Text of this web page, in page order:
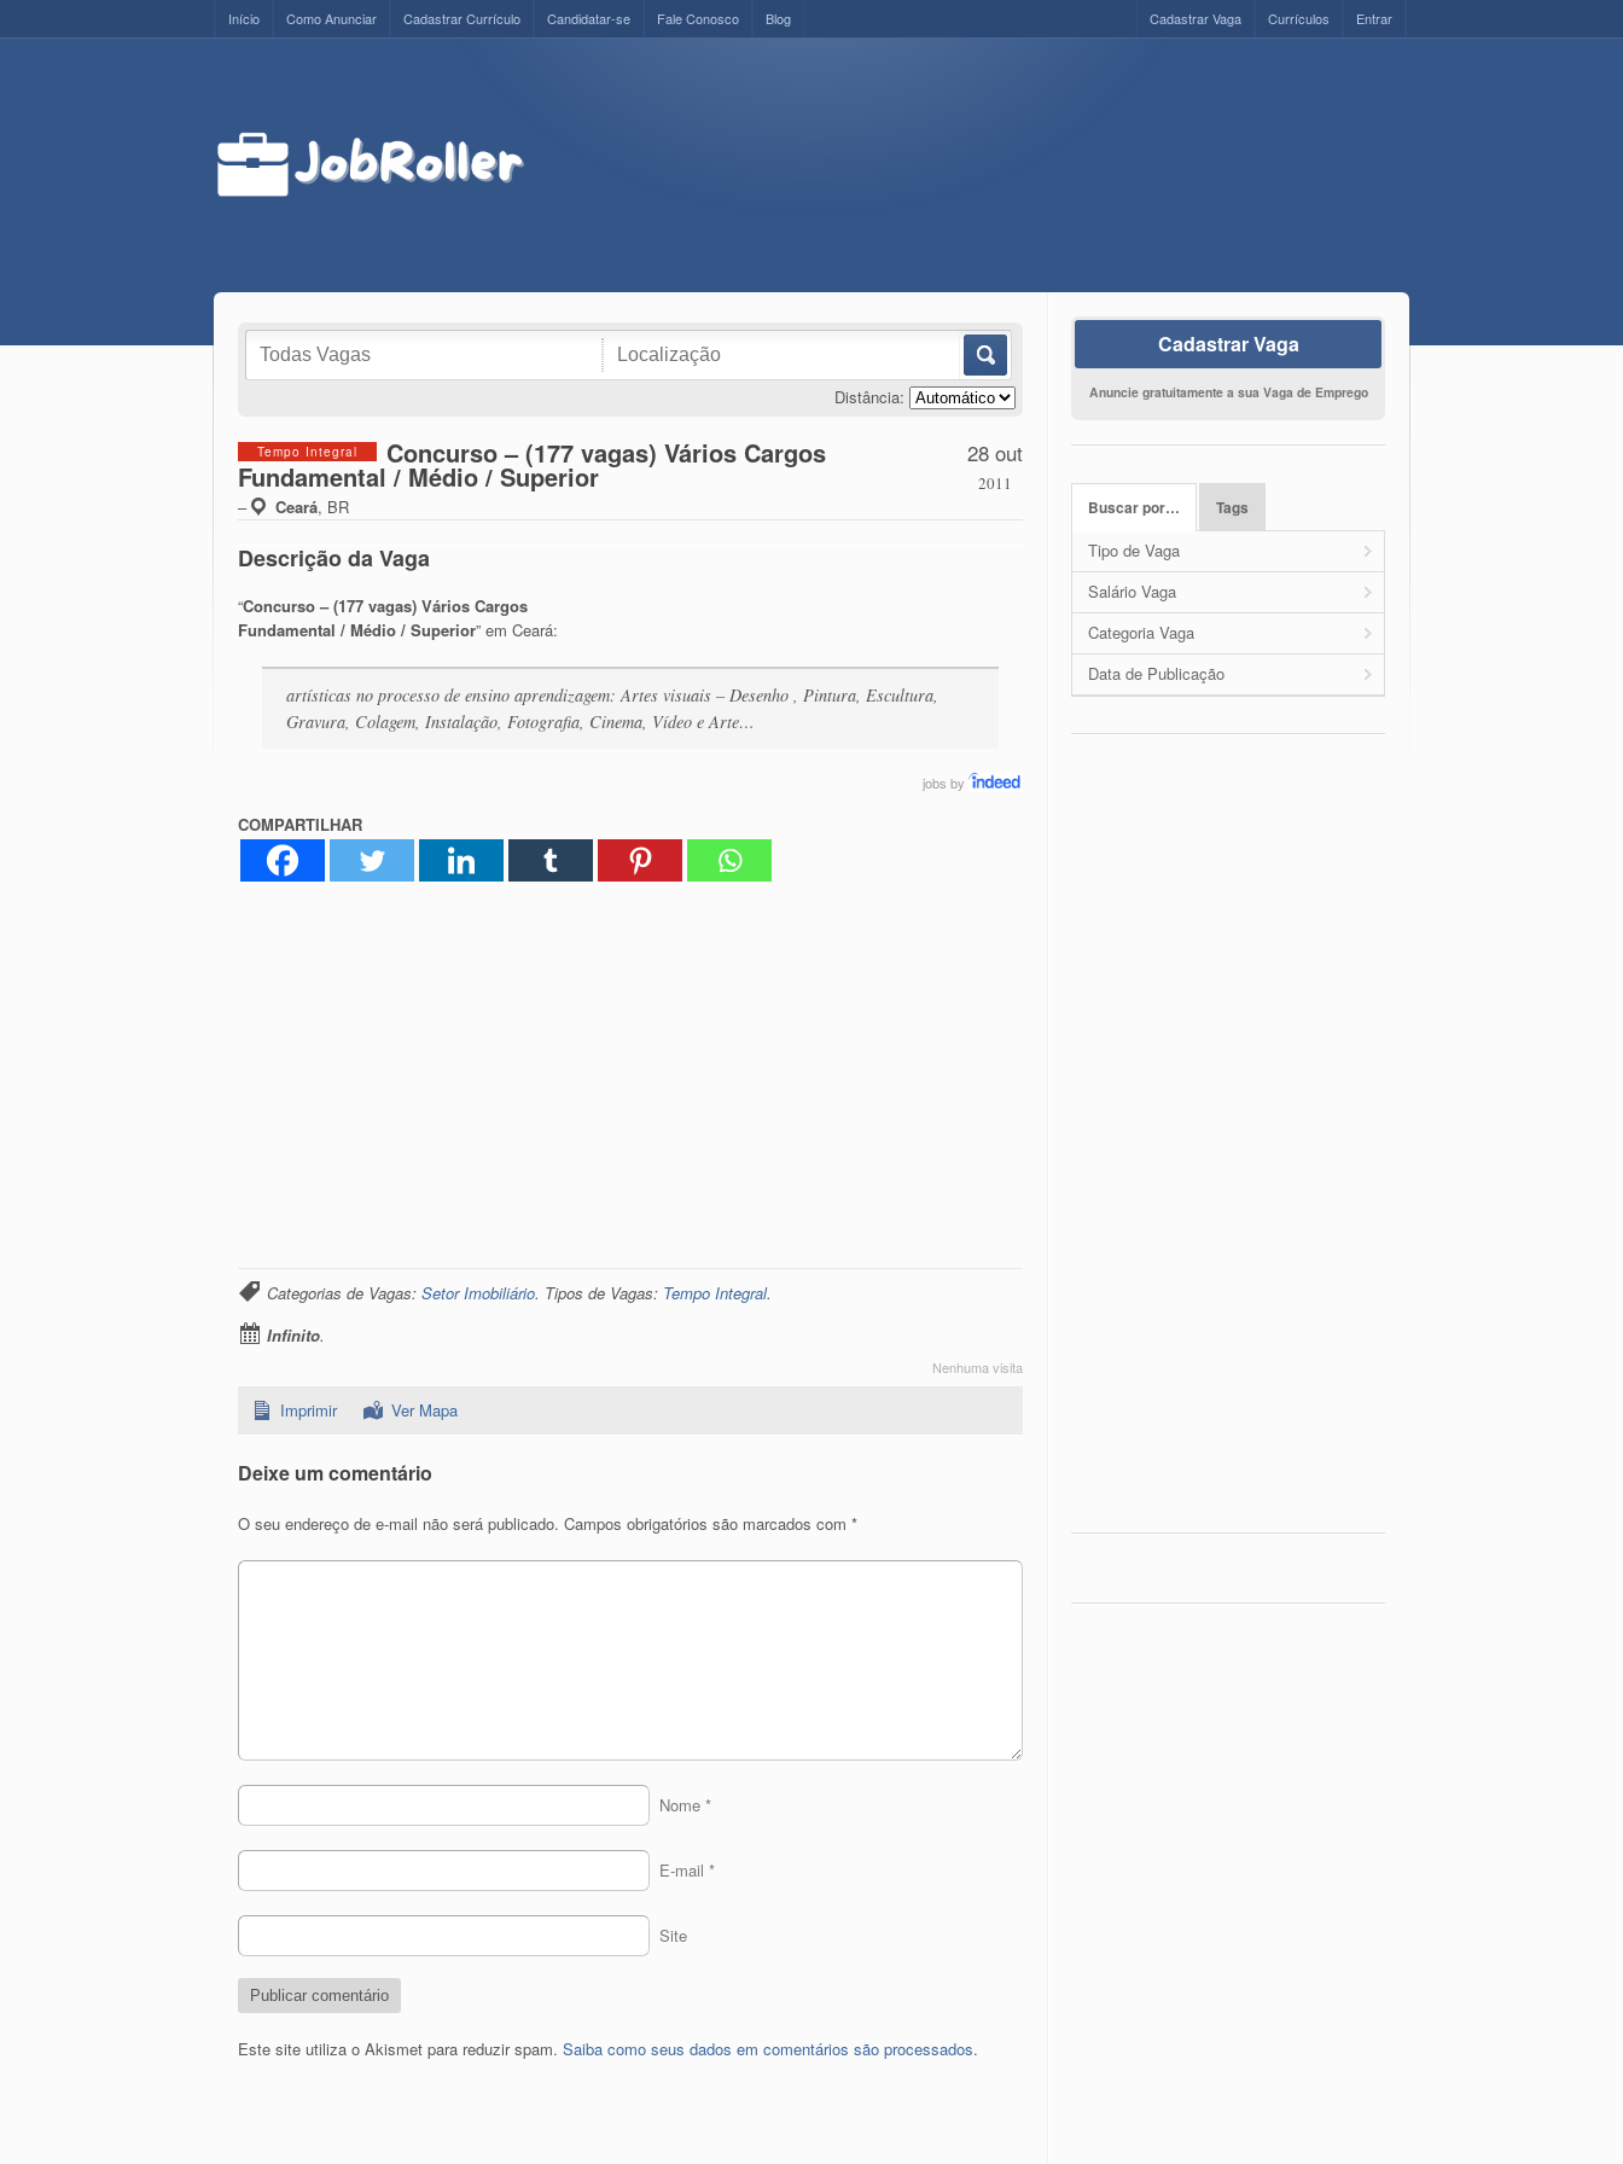
Início Como Anunciar Cadastrar Currículo Candidatar-se Fale Conosco Blog Entrar
Currículos
Cadastrar Vaga
Distância:
28 out
2011
Tempo Integral Concurso – (177 vagas) Vários Cargos
Fundamental / Médio / Superior
– Ceará, BR
Descrição da Vaga
“Concurso – (177 vagas) Vários Cargos
Fundamental / Médio / Superior” em Ceará:
artísticas no processo de ensino aprendizagem: Artes visuais – Desenho , Pintura, Escultura,
Gravura, Colagem, Instalação, Fotografia, Cinema, Vídeo e Arte…
jobs by
COMPARTILHAR
Categorias de Vagas: Setor Imobiliário. Tipos de Vagas: Tempo Integral.
Infinito.
Nenhuma visita
Imprimir Ver Mapa
Deixe um comentário
O seu endereço de e-mail não será publicado. Campos obrigatórios são marcados com *
Nome *
E-mail *
Site
Este site utiliza o Akismet para reduzir spam. Saiba como seus dados em comentários são processados.
Cadastrar Vaga
Anuncie gratuitamente a sua Vaga de Emprego
Buscar por… Tags
Tipo de Vaga
Salário Vaga
Categoria Vaga
Data de Publicação